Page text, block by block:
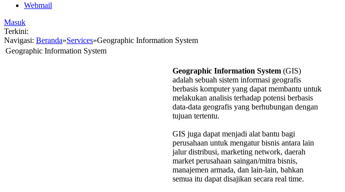
Webmail
Masuk
Terkini:
Navigasi: Beranda»Services»Geographic Information System
Geographic Information System
Geographic Information System (GIS)
adalah sebuah sistem informasi geografis
berbasis komputer yang dapat membantu untuk
melakukan analisis terhadap potensi berbasis
data-data geografis yang berhubungan dengan
tujuan tertentu.
GIS juga dapat menjadi alat bantu bagi
perusahaan untuk mengatur bisnis antara lain
jalur distribusi, marketing network, daerah
market perusahaan saingan/mitra bisnis,
manajemen armada, dan lain-lain, bahkan
semua itu dapat disajikan secara real time.